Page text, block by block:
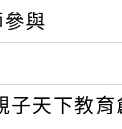
與
子天下教育